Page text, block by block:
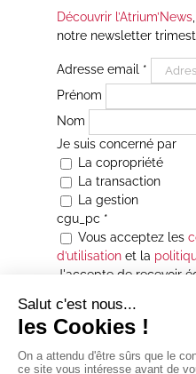
Découvrir l’Atrium’News,
notre newsletter
Adresse email *
Prénom
Nom
Je suis concerné par
La copropriété
La transaction
La gestion
cgu_pc *
Vous acceptez les
d’utilisationet la
J'accepte de recevoir
Je souhaite être
actualités immobilières
Maison Atrium Gestion.
pourrez utiliser le lien
intégré aux courriers